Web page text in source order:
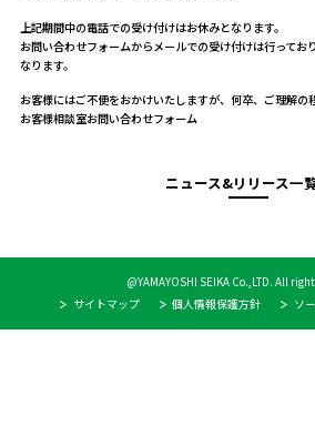
上記期間中の電話での受け付けはお休みとなります。
お問い合わせフォームからメールでの受け付けは行ってお
なります。
お客様にはご不便をおかけいたしますが、何卒、ご理解の
お客様相談室お問い合わせフォーム
ニュース&リリース一
@YAMAYOSHI SEIKA Co.,LTD. All
サイトマップ
個人情報保護方針 ソ